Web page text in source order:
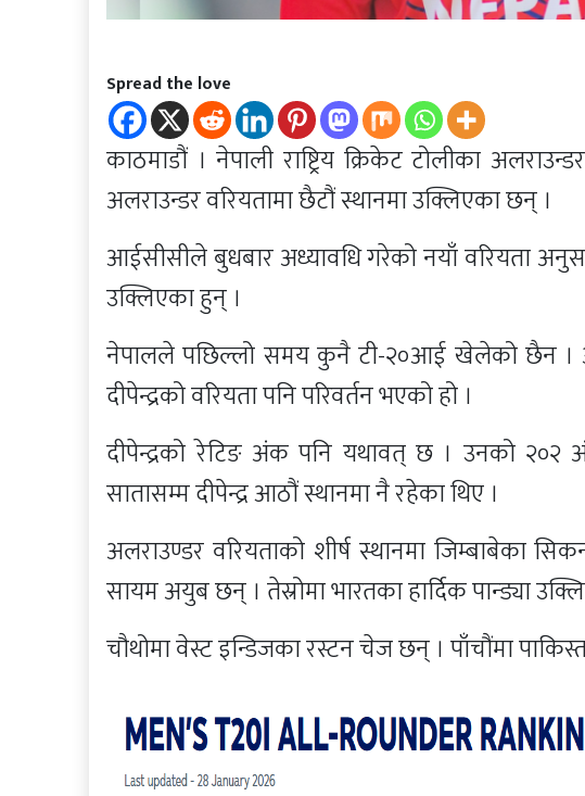
Spread the love
काठमाडौं । नेपाली राष्ट्रिय क्रिकेट टोलीका
अलराउन्डर वरियतामा छैटौं स्थानमा उक्लिएका छन् ।
आईसीसीले बुधबार अध्यावधि गरेको नयाँ वरियता
उक्लिएका हुन् ।
नेपालले पछिल्लो समय कुनै टी-२०आई खेलेको छैन ।
दीपेन्द्रको वरियता पनि परिवर्तन भएको हो ।
दीपेन्द्रको रेटिङ अंक पनि यथावत् छ । उनको
सातासम्म दीपेन्द्र आठौं स्थानमा नै रहेका थिए ।
अलराउण्डर वरियताको शीर्ष स्थानमा जिम्बाबेका
सायम अयुब छन् । तेस्रोमा भारतका हार्दिक पान्ड्या
चौथोमा वेस्ट इन्डिजका रस्टन चेज छन् । पाँचौंमा